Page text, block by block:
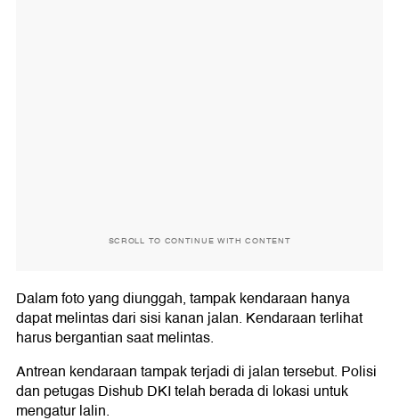
SCROLL TO CONTINUE WITH CONTENT
Dalam foto yang diunggah, tampak kendaraan hanya
dapat melintas dari sisi kanan jalan. Kendaraan terlihat
harus bergantian saat melintas.
Antrean kendaraan tampak terjadi di jalan tersebut. Polisi
dan petugas Dishub DKI telah berada di lokasi untuk
mengatur lalin.